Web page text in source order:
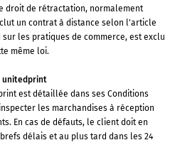
droit de rétractation, normalement
un contrat à distance selon l'article
sur les pratiques de commerce, est exclu
même loi.
unitedprint
est détaillée dans ses Conditions
les marchandises à réception
En cas de défauts, le client doit en
délais et au plus tard dans les 24